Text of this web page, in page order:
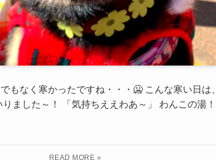
もなく寒かったですね・・・🥶 こんな寒い日は
ました～！ 「気持ちええわあ～」 わんこの湯